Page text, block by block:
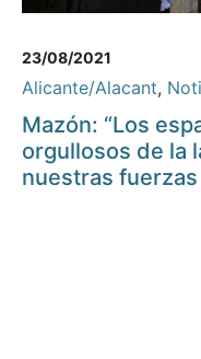
23/08/2021
Alicante/Alacant,
Mazón: “Los
orgullosos de la
nuestras